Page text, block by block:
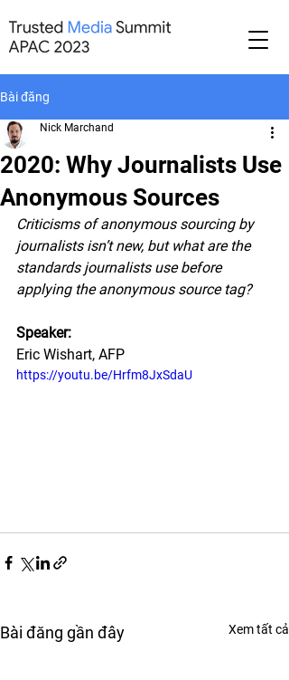
Bài đăng
2020: Why Journalists Use
Anonymous Sources
Nick Marchand
Criticisms of anonymous sourcing by
journalists isn’t new, but what are the
standards journalists use before
applying the anonymous source tag?
Speaker:
Eric Wishart, AFP
https://youtu.be/Hrfm8JxSdaU
Bài đăng gần đây Xem tất cả